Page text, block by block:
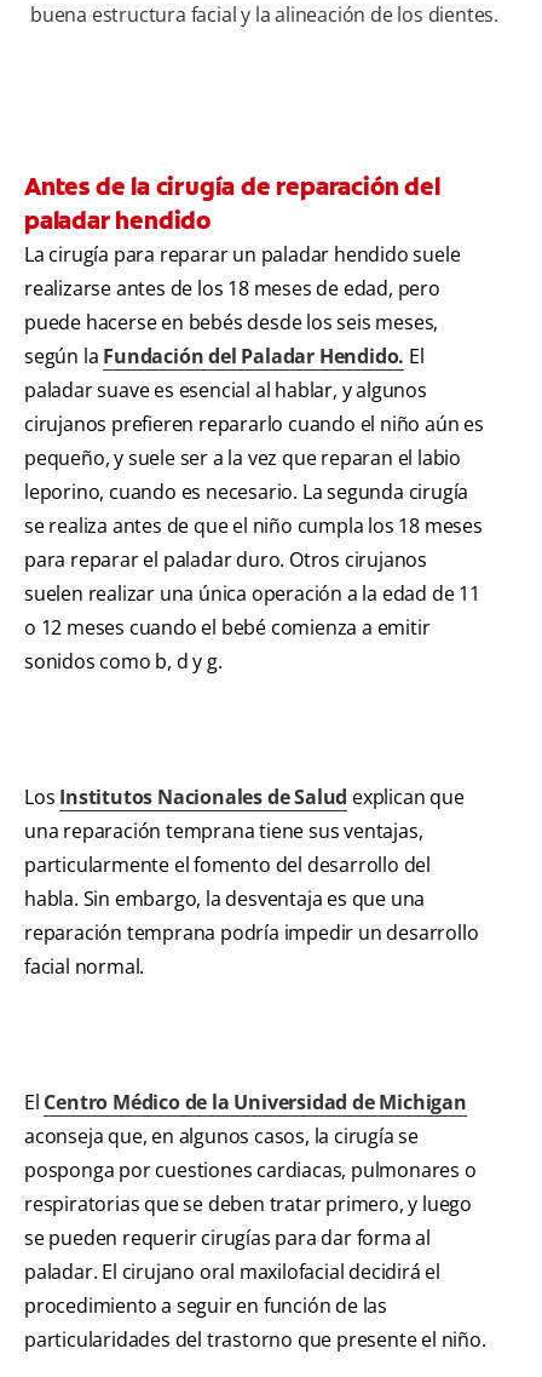
buena estructura facial y la alineación de los dientes.
Antes de la cirugía de reparación del
paladar hendido
La cirugía para reparar un paladar hendido suele
realizarse antes de los 18 meses de edad, pero
puede hacerse en bebés desde los seis meses,
según la Fundación del Paladar Hendido. El
paladar suave es esencial al hablar, y algunos
cirujanos prefieren repararlo cuando el niño aún es
pequeño, y suele ser a la vez que reparan el labio
leporino, cuando es necesario. La segunda cirugía
se realiza antes de que el niño cumpla los 18 meses
para reparar el paladar duro. Otros cirujanos
suelen realizar una única operación a la edad de 11
o 12 meses cuando el bebé comienza a emitir
sonidos como b, d y g.
Los Institutos Nacionales de Salud explican que
una reparación temprana tiene sus ventajas,
particularmente el fomento del desarrollo del
habla. Sin embargo, la desventaja es que una
reparación temprana podría impedir un desarrollo
facial normal.
El Centro Médico de la Universidad de Michigan
aconseja que, en algunos casos, la cirugía se
posponga por cuestiones cardiacas, pulmonares o
respiratorias que se deben tratar primero, y luego
se pueden requerir cirugías para dar forma al
paladar. El cirujano oral maxilofacial decidirá el
procedimiento a seguir en función de las
particularidades del trastorno que presente el niño.